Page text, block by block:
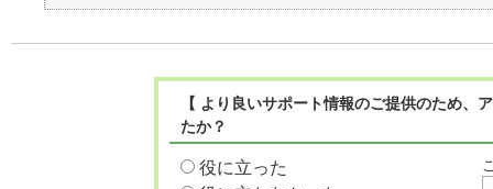
【 より良いサポート情報のご提供のため
たか？
役に立った